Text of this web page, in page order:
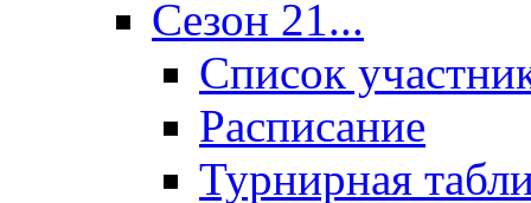
Сезон 21...
Список
Расписание
Турнирная